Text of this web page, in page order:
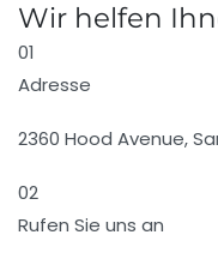
Wir helfen
01
Adresse
2360 Hood Avenue,
02
Rufen Sie uns an